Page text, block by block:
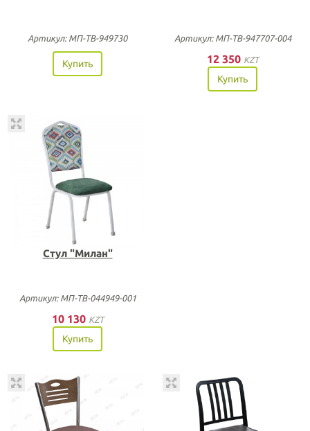
Артикул: МП-ТВ-949730
Купить
Артикул: МП-ТВ-947707-004
12 350 KZT
Купить
Стул "Милан"
Артикул: МП-ТВ-044949-001
10 130 KZT
Купить